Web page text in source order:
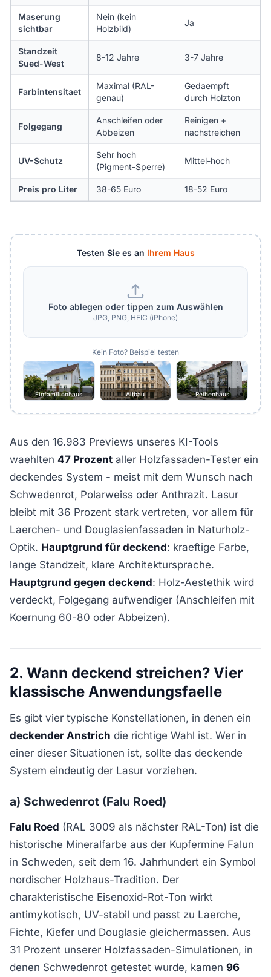
Maserung
sichtbar
Nein (kein
Holzbild)
Ja
Standzeit
Sued-West
8-12 Jahre 3-7 Jahre
Farbintensitaet
Maximal (RAL-
genau)
Gedaempft
durch Holzton
Folgegang
Anschleifen oder
Abbeizen
Reinigen +
nachstreichen
UV-Schutz
Sehr hoch
(Pigment-Sperre)
Mittel-hoch
Preis pro Liter 38-65 Euro 18-52 Euro
Testen Sie es an Ihrem Haus
Foto ablegen oder tippen zum Auswählen
JPG, PNG, HEIC (iPhone)
Kein Foto? Beispiel testen
Einfamilienhaus Altbau Reihenhaus
Aus den 16.983 Previews unseres KI-Tools
waehlten 47 Prozent aller Holzfassaden-Tester ein
deckendes System - meist mit dem Wunsch nach
Schwedenrot, Polarweiss oder Anthrazit. Lasur
bleibt mit 36 Prozent stark vertreten, vor allem für
Laerchen- und Douglasienfassaden in Naturholz-
Optik. Hauptgrund für deckend: kraeftige Farbe,
lange Standzeit, klare Architektursprache.
Hauptgrund gegen deckend: Holz-Aestethik wird
verdeckt, Folgegang aufwendiger (Anschleifen mit
Koernung 60-80 oder Abbeizen).
2. Wann deckend streichen? Vier
klassische Anwendungsfaelle
Es gibt vier typische Konstellationen, in denen ein
deckender Anstrich die richtige Wahl ist. Wer in
einer dieser Situationen ist, sollte das deckende
System eindeutig der Lasur vorziehen.
a) Schwedenrot (Falu Roed)
Falu Roed (RAL 3009 als nächster RAL-Ton) ist die
historische Mineralfarbe aus der Kupfermine Falun
in Schweden, seit dem 16. Jahrhundert ein Symbol
nordischer Holzhaus-Tradition. Der
charakteristische Eisenoxid-Rot-Ton wirkt
antimykotisch, UV-stabil und passt zu Laerche,
Fichte, Kiefer und Douglasie gleichermassen. Aus
31 Prozent unserer Holzfassaden-Simulationen, in
denen Schwedenrot getestet wurde, kamen 96